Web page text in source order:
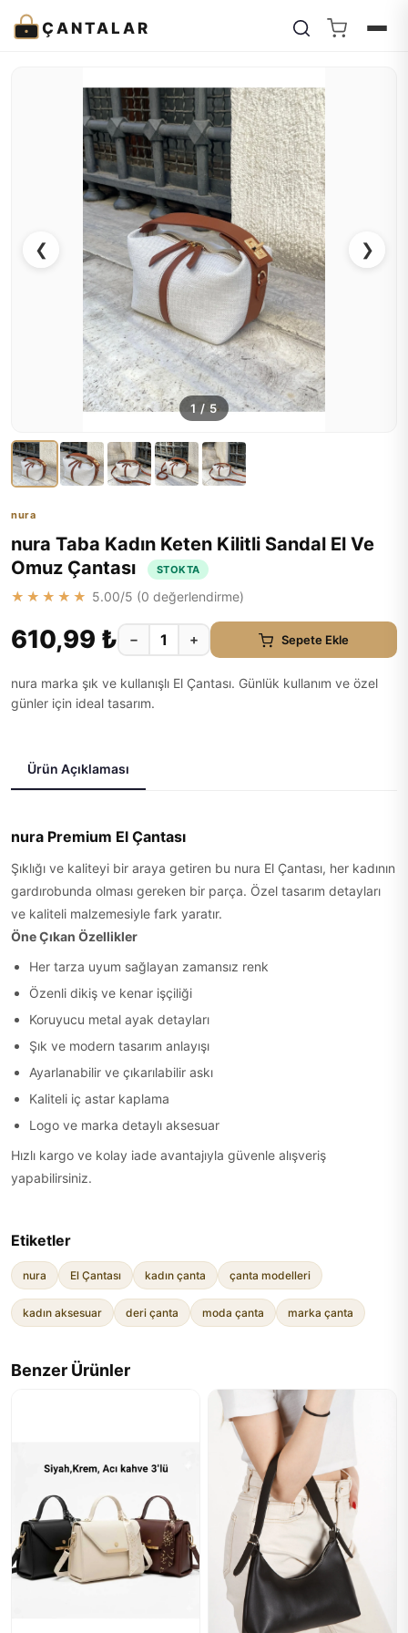
ÇANTALAR
❮ ❯
1 / 5
nura
nura Taba Kadın Keten Kilitli Sandal El Ve
Omuz Çantası
STOKTA
★★★★★ 5.00/5 (0 değerlendirme)
610,99 ₺ − + Sepete Ekle
nura marka şık ve kullanışlı El Çantası. Günlük kullanım ve özel
günler için ideal tasarım.
Ürün Açıklaması
nura Premium El Çantası
Şıklığı ve kaliteyi bir araya getiren bu nura El Çantası, her kadının
gardırobunda olması gereken bir parça. Özel tasarım detayları
ve kaliteli malzemesiyle fark yaratır.
Öne Çıkan Özellikler
Her tarza uyum sağlayan zamansız renk
Özenli dikiş ve kenar işçiliği
Koruyucu metal ayak detayları
Şık ve modern tasarım anlayışı
Ayarlanabilir ve çıkarılabilir askı
Kaliteli iç astar kaplama
Logo ve marka detaylı aksesuar
Hızlı kargo ve kolay iade avantajıyla güvenle alışveriş
yapabilirsiniz.
Etiketler
nura El Çantası kadın çanta çanta modelleri
kadın aksesuar deri çanta moda çanta marka çanta
Benzer Ürünler